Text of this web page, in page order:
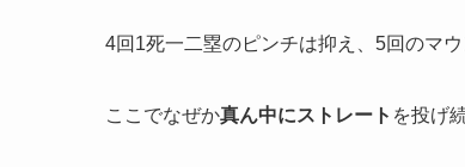
4回1死一二塁のピンチは抑え、5回のマ
ここでなぜか真ん中にストレート を投げ